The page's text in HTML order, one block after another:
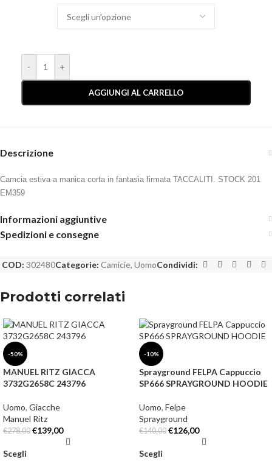
- +
AGGIUNGI AL CARRELLO
Descrizione
Camcia estiva a manica corta in fantasia firmata TACCALITI. STOCK 201
EM359
Informazioni aggiuntive
Spedizioni e consegne
COD: 302480Categorie: Camicie, UomoCondividi:
Prodotti correlati
-50%
MANUEL RITZ GIACCA
3732G2658C 243796
Uomo, Giacche
Manuel Ritz
€278,00 €139,00
Scegli
-10%
Sprayground FELPA Cappuccio
SP666 SPRAYGROUND HOODIE
Uomo, Felpe
Sprayground
€140,00 €126,00
Scegli